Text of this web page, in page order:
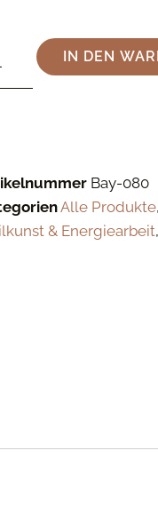
IN DEN
Bay-080
Alle Produkte,
& Energiearbeit,